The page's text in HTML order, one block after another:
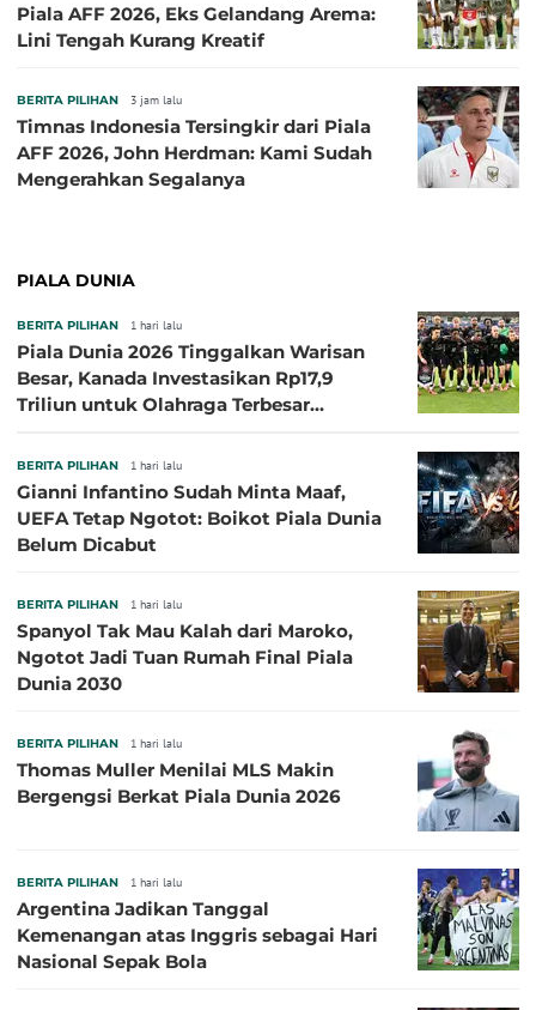
Piala AFF 2026, Eks Gelandang Arema:
Lini Tengah Kurang Kreatif
BERITA PILIHAN 3 jam lalu
Timnas Indonesia Tersingkir dari Piala
AFF 2026, John Herdman: Kami Sudah
Mengerahkan Segalanya
PIALA DUNIA
BERITA PILIHAN 1 hari lalu
Piala Dunia 2026 Tinggalkan Warisan
Besar, Kanada Investasikan Rp17,9
Triliun untuk Olahraga Terbesar
BERITA PILIHAN 1 hari lalu
Gianni Infantino Sudah Minta Maaf,
UEFA Tetap Ngotot: Boikot Piala Dunia
Belum Dicabut
BERITA PILIHAN 1 hari lalu
Spanyol Tak Mau Kalah dari Maroko,
Ngotot Jadi Tuan Rumah Final Piala
Dunia 2030
BERITA PILIHAN 1 hari lalu
Thomas Muller Menilai MLS Makin
Bergengsi Berkat Piala Dunia 2026
BERITA PILIHAN 1 hari lalu
Argentina Jadikan Tanggal
Kemenangan atas Inggris sebagai Hari
Nasional Sepak Bola